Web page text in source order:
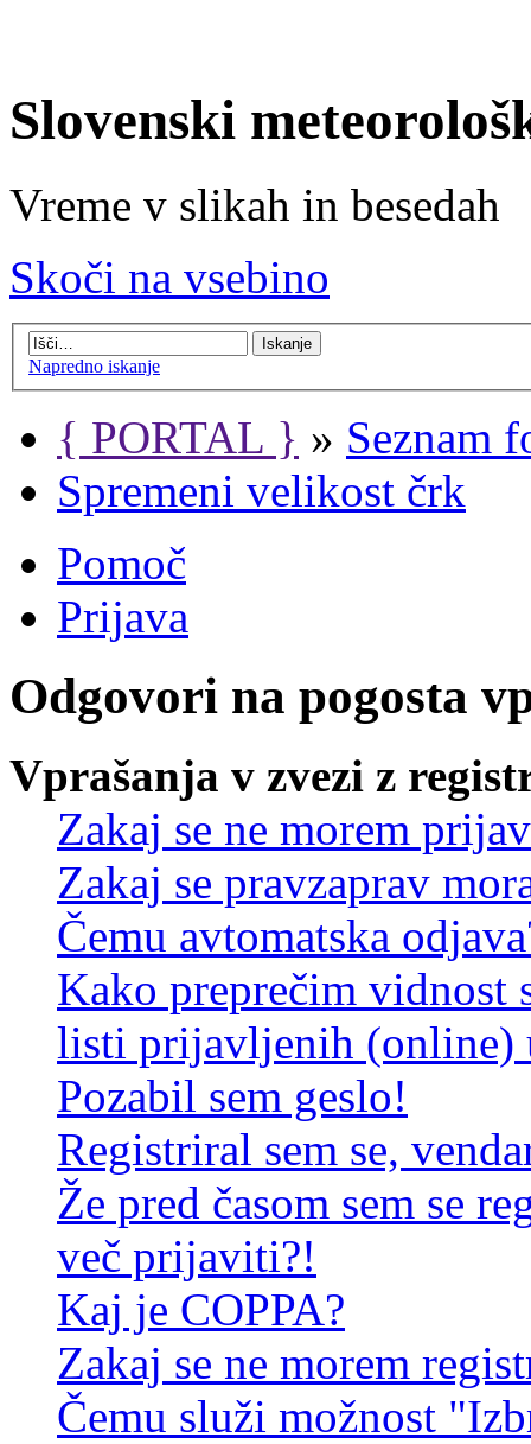
Slovenski
Vreme v slikah in besedah
Skoči na vsebino
Napredno iskanje
{ PORTAL } » Seznam
Spremeni velikost črk
Pomoč
Prijava
Odgovori na pogosta
Vprašanja v zvezi z
Zakaj se ne morem
Zakaj se pravzaprav
Čemu avtomatska
Kako preprečim vidnost
listi prijavljenih (online)
Pozabil sem geslo!
Registriral sem se,
Že pred časom sem se
več prijaviti?!
Kaj je COPPA?
Zakaj se ne morem
Čemu služi možnost